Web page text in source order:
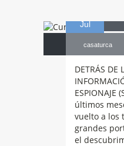
Jul
casaturca
DETRÁS DE
ESPIONAJE
últimos
vuelto a los
grandes
el